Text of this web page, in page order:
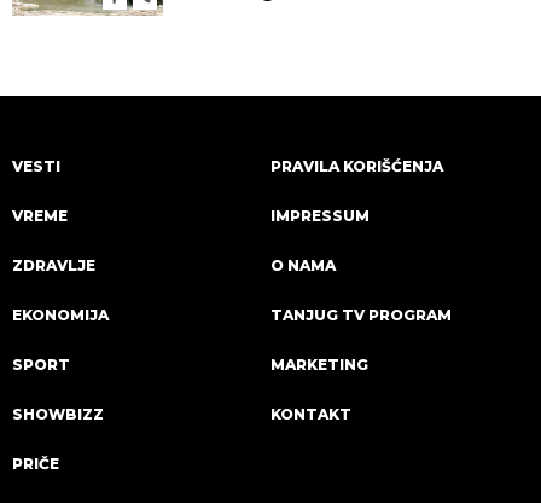
VESTI
VREME
ZDRAVLJE
EKONOMIJA
SPORT
SHOWBIZZ
PRIČE
PRAVILA KORIŠĆENJA
IMPRESSUM
O NAMA
TANJUG TV PROGRAM
MARKETING
KONTAKT